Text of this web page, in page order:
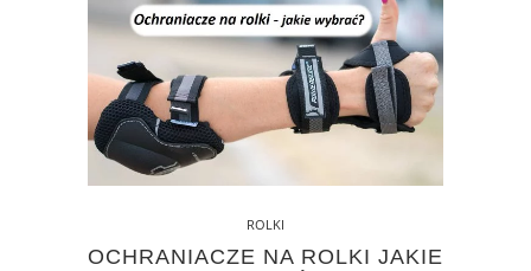
ROLKI
OCHRANIACZE NA ROLKI JAKIE